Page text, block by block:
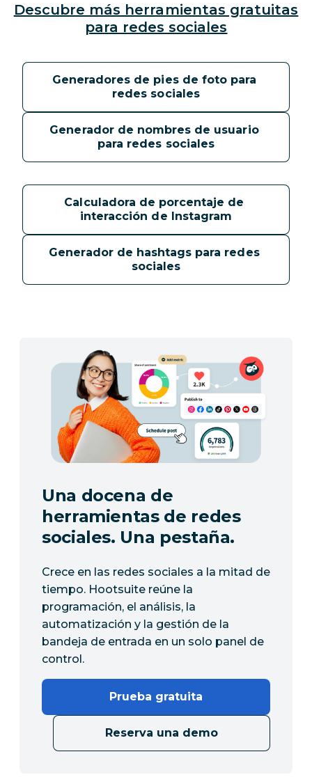
Descubre más herramientas gratuitas
para redes sociales
Generadores de pies de foto para
redes sociales
Generador de nombres de usuario
para redes sociales
Calculadora de porcentaje de
interacción de Instagram
Generador de hashtags para redes
sociales
Una docena de
herramientas de redes
sociales. Una pestaña.
Crece en las redes sociales a la mitad de
tiempo. Hootsuite reúne la
programación, el análisis, la
automatización y la gestión de la
bandeja de entrada en un solo panel de
control.
Prueba gratuita
Reserva una demo